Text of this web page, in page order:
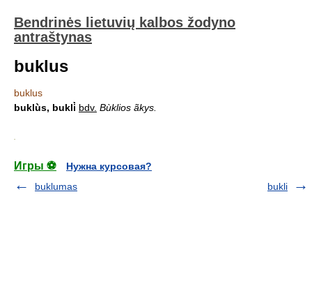
Bendrinės lietuvių kalbos žodyno
antraštynas
buklus
buklus
buklùs, bukli̇̀ bdv. Bùklios ãkys.
Игры ⚽
Нужна курсовая?
buklumas
bukli